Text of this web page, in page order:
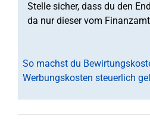
Stelle sicher, dass du den
da nur dieser vom
So machst du
Werbungskosten steuerlich